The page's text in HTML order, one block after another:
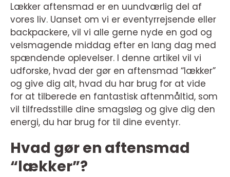
Lækker aftensmad er en uundværlig del af
vores liv. Uanset om vi er eventyrrejsende eller
backpackere, vil vi alle gerne nyde en god og
velsmagende middag efter en lang dag med
spændende oplevelser. I denne artikel vil vi
udforske, hvad der gør en aftensmad “lækker”
og give dig alt, hvad du har brug for at vide
for at tilberede en fantastisk aftenmåltid, som
vil tilfredsstille dine smagsløg og give dig den
energi, du har brug for til dine eventyr.
Hvad gør en aftensmad
“lækker”?